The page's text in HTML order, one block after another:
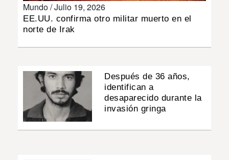
Mundo /Julio 19, 2026
EE.UU. confirma otro militar muerto en el
norte de Irak
Después de 36 años,
identifican a
desaparecido durante la
invasión gringa